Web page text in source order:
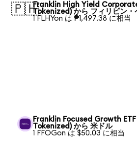
🇵🇭Franklin High Yield
Tokenized) から フィリピン・
1 FLHYon は ₱1,497.38 に相当
Franklin Focused Growth
Tokenized) から 米ドル
1 FFOGon は $50.03 に相当